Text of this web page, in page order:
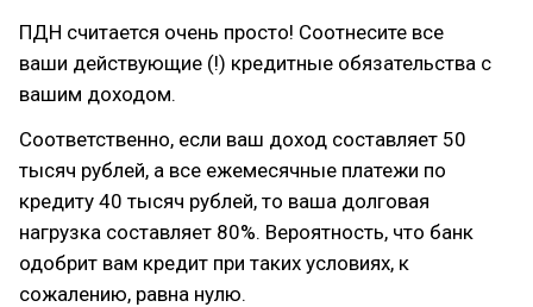
ПДН считается очень просто! Соотнесите все
ваши действующие (!) кредитные обязательства с
вашим доходом.
Соответственно, если ваш доход составляет 50
тысяч рублей, а все ежемесячные платежи по
кредиту 40 тысяч рублей, то ваша долговая
нагрузка составляет 80%. Вероятность, что банк
одобрит вам кредит при таких условиях, к
сожалению, равна нулю.